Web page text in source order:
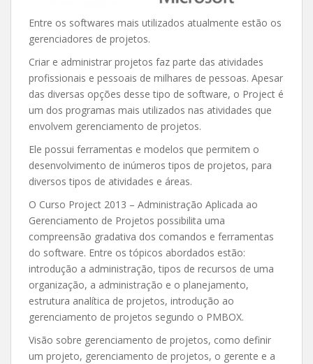
Entre os softwares mais utilizados atualmente estão os
gerenciadores de projetos.
Criar e administrar projetos faz parte das atividades
profissionais e pessoais de milhares de pessoas. Apesar
das diversas opções desse tipo de software, o Project é
um dos programas mais utilizados nas atividades que
envolvem gerenciamento de projetos.
Ele possui ferramentas e modelos que permitem o
desenvolvimento de inúmeros tipos de projetos, para
diversos tipos de atividades e áreas.
O Curso Project 2013 – Administração Aplicada ao
Gerenciamento de Projetos possibilita uma
compreensão gradativa dos comandos e ferramentas
do software. Entre os tópicos abordados estão:
introdução a administração, tipos de recursos de uma
organização, a administração e o planejamento,
estrutura analítica de projetos, introdução ao
gerenciamento de projetos segundo o PMBOX.
Visão sobre gerenciamento de projetos, como definir
um projeto, gerenciamento de projetos, o gerente e a